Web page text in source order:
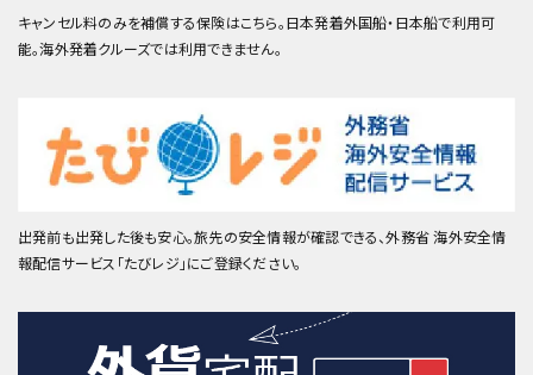
キャンセル料のみを補償する保険はこちら。日本発着外国船・日本船で利用可
能。海外発着クルーズでは利用できません。
出発前も出発した後も安心。旅先の安全情報が確認できる、外務省 海外安全情
報配信サービス「たびレジ」にご登録ください。